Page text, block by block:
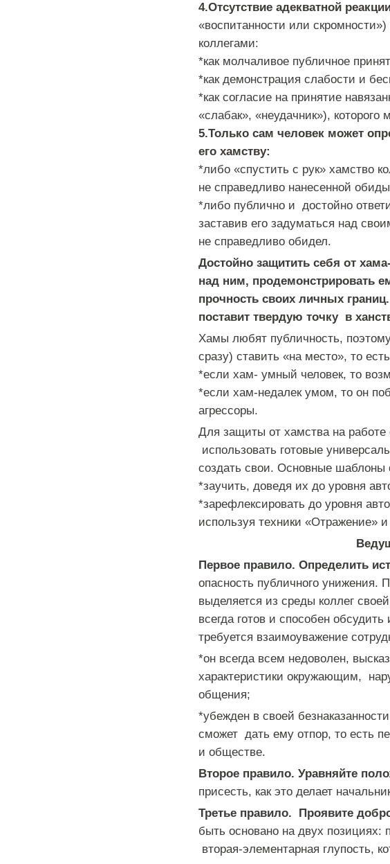
4.Отсутствие адекватной
«воспитанности или
коллегами:
*как молчаливое публичное
*как демонстрация слабости и
*как согласие на принятие
«слабак», «неудачник»),
5.Только сам человек может
его хамству:
*либо «спустить с рук» хамство
не справедливо нанесенной
*либо публично и достойно
заставив его задуматься над
не справедливо обидел.
Достойно защитить себя от
над ним, продемонстрировать
прочность своих личных
поставит твердую точку в
Хамы любят публичность,
сразу) ставить «на место», то
*если хам- умный человек, то
*если хам-недалек умом, то он
агрессоры.
Для защиты от хамства на работе
использовать готовые
создать свои. Основные шаблоны
*заучить, доведя их до уровня
*зарефлексировать до уровня
используя техники «Отражение»
Первое правило. Определить
опасность публичного унижения.
выделяется из среды коллег
всегда готов и способен
требуется взаимоуважение
*он всегда всем недоволен,
характеристики окружающим,
общения;
*убежден в своей
сможет дать ему отпор, то есть
и обществе.
Второе правило. Уравняйте
присесть, как это делает
Третье правило.
Проявите
быть основано на двух позициях:
вторая-элементарная глупость,